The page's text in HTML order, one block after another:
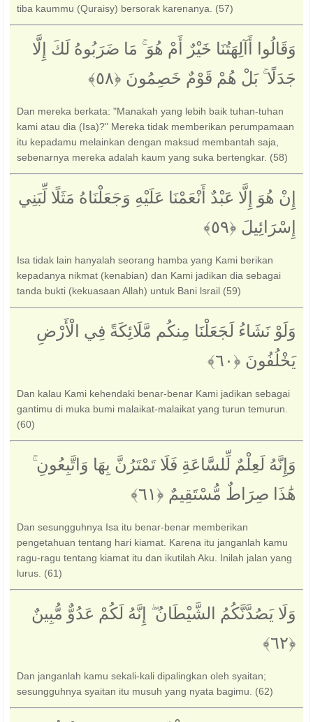
tiba kaummu (Quraisy) bersorak karenanya. (57)
وَقَالُوا أَآلِهَتُنَا خَيْرٌ أَمْ هُوَ ۚ مَا ضَرَبُوهُ لَكَ إِلَّا
جَدَلًا ۚ بَلْ هُمْ قَوْمٌ خَصِمُونَ ‎﴿٥٨﴾‏
Dan mereka berkata: "Manakah yang lebih baik tuhan-tuhan
kami atau dia (Isa)?" Mereka tidak memberikan perumpamaan
itu kepadamu melainkan dengan maksud membantah saja,
sebenarnya mereka adalah kaum yang suka bertengkar. (58)
إِنْ هُوَ إِلَّا عَبْدٌ أَنْعَمْنَا عَلَيْهِ وَجَعَلْنَاهُ مَثَلًا لِّبَنِي
إِسْرَائِيلَ ‎﴿٥٩﴾‏
Isa tidak lain hanyalah seorang hamba yang Kami berikan
kepadanya nikmat (kenabian) dan Kami jadikan dia sebagai
tanda bukti (kekuasaan Allah) untuk Bani lsrail (59)
وَلَوْ نَشَاءُ لَجَعَلْنَا مِنكُم مَّلَائِكَةً فِي الْأَرْضِ
يَخْلُفُونَ ‎﴿٦٠﴾‏
Dan kalau Kami kehendaki benar-benar Kami jadikan sebagai
gantimu di muka bumi malaikat-malaikat yang turun temurun.
(60)
وَإِنَّهُ لَعِلْمٌ لِّلسَّاعَةِ فَلَا تَمْتَرُنَّ بِهَا وَاتَّبِعُونِ ۚ
هَٰذَا صِرَاطٌ مُّسْتَقِيمٌ ‎﴿٦١﴾‏
Dan sesungguhnya Isa itu benar-benar memberikan
pengetahuan tentang hari kiamat. Karena itu janganlah kamu
ragu-ragu tentang kiamat itu dan ikutilah Aku. Inilah jalan yang
lurus. (61)
وَلَا يَصُدَّنَّكُمُ الشَّيْطَانُ ۖ إِنَّهُ لَكُمْ عَدُوٌّ مُّبِينٌ
Dan janganlah kamu sekali-kali dipalingkan oleh syaitan;
sesungguhnya syaitan itu musuh yang nyata bagimu. (62)